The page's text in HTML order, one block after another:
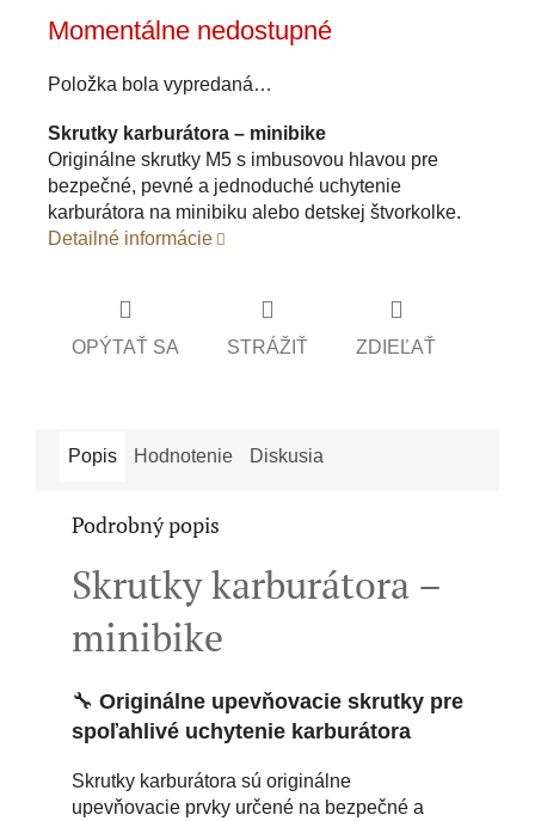
Jednotková
cena:
Momentálne nedostupné
Položka bola vypredaná…
Skrutky karburátora – minibike
Originálne skrutky M5 s imbusovou hlavou pre
bezpečné, pevné a jednoduché uchytenie
karburátora na minibiku alebo detskej štvorkolke.
Detailné informácie
OPÝTAŤ SA STRÁŽIŤ ZDIEĽAŤ
Popis Hodnotenie Diskusia
Podrobný popis
Skrutky karburátora –
minibike
🔧 Originálne upevňovacie skrutky pre
spoľahlivé uchytenie karburátora
Skrutky karburátora sú originálne
upevňovacie prvky určené na bezpečné a